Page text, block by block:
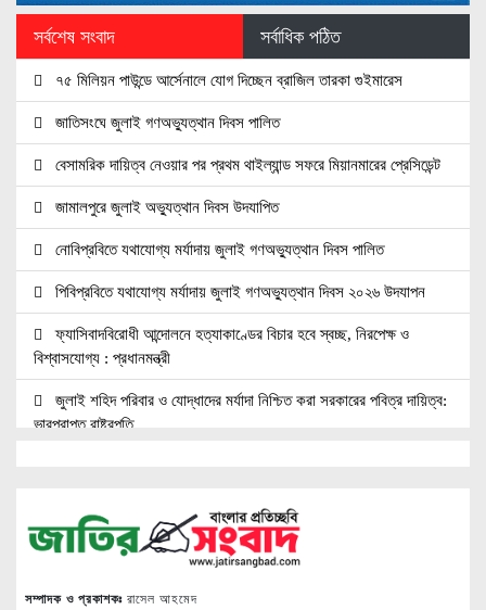
সর্বশেষ সংবাদ সর্বাধিক পঠিত
৭৫ মিলিয়ন পাউন্ডে আর্সেনালে যোগ দিচ্ছেন ব্রাজিল তারকা গুইমারেস
জাতিসংঘে জুলাই গণঅভ্যুত্থান দিবস পালিত
বেসামরিক দায়িত্ব নেওয়ার পর প্রথম থাইল্যান্ড সফরে মিয়ানমারের প্রেসিডেন্ট
জামালপুরে জুলাই অভ্যুত্থান দিবস উদযাপিত
নোবিপ্রবিতে যথাযোগ্য মর্যাদায় জুলাই গণঅভ্যুত্থান দিবস পালিত
পিবিপ্রবিতে যথাযোগ্য মর্যাদায় জুলাই গণঅভ্যুত্থান দিবস ২০২৬ উদযাপন
ফ্যাসিবাদবিরোধী আন্দোলনে হত্যাকাণ্ডের বিচার হবে স্বচ্ছ, নিরপেক্ষ ও
বিশ্বাসযোগ্য : প্রধানমন্ত্রী
জুলাই শহিদ পরিবার ও যোদ্ধাদের মর্যাদা নিশ্চিত করা সরকারের পবিত্র দায়িত্ব:
ভারপ্রাপ্ত রাষ্ট্রপতি
উচ্চশিক্ষার দ্বার খুলতে ‘ওভারসীজ এডুকেয়ার’ ও ‘এডু উইংস হাব’-এর নতুন
যাত্রা
সম্পাদক ও প্রকাশকঃ রাসেল আহমেদ